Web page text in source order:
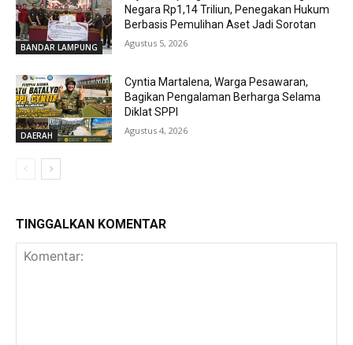
BANDAR LAMPUNG
Negara Rp1,14 Triliun, Penegakan Hukum
Berbasis Pemulihan Aset Jadi Sorotan
Agustus 5, 2026
DAERAH
Cyntia Martalena, Warga Pesawaran,
Bagikan Pengalaman Berharga Selama
Diklat SPPI
Agustus 4, 2026
TINGGALKAN KOMENTAR